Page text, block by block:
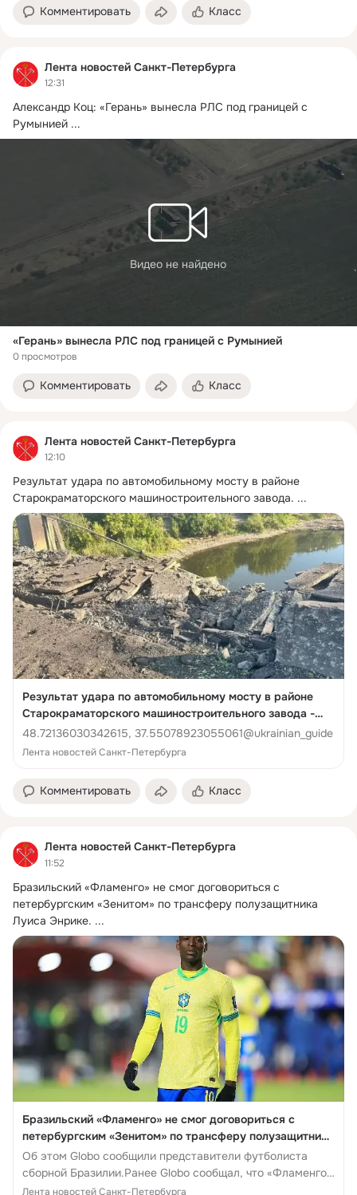
Комментировать Класс
Лента новостей Санкт-Петербурга
12:31
Александр Коц: «Герань» вынесла РЛС под границей с
Румынией ...
Видео не найдено
«Герань» вынесла РЛС под границей с Румынией
0 просмотров
Комментировать Класс
Лента новостей Санкт-Петербурга
12:10
Результат удара по автомобильному мосту в районе
Старокраматорского машиностроительного завода. ...
Результат удара по автомобильному мосту в районе
Старокраматорского машиностроительного завода -
Лента новостей Санкт-Петербурга
48.72136030342615, 37.55078923055061@ukrainian_guide
Лента новостей Санкт-Петербурга
Комментировать Класс
Лента новостей Санкт-Петербурга
11:52
Бразильский «Фламенго» не смог договориться с
петербургским «Зенитом» по трансферу полузащитника
Луиса Энрике. ...
Бразильский «Фламенго» не смог договориться с
петербургским «Зенитом» по трансферу полузащитника
Луиса Энрике - Лента новостей Санкт-Петербурга
Об этом Globo сообщили представители футболиста
сборной Бразилии.Ранее Globo сообщал, что «Фламенго»
предложи...
Лента новостей Санкт-Петербурга